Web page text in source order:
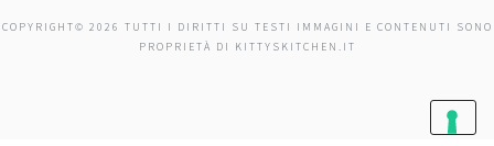
COPYRIGHT© 2026 TUTTI I DIRITTI SU TESTI IMMAGINI E CONTENUTI SONO
PROPRIETÀ DI KITTYSKITCHEN.IT